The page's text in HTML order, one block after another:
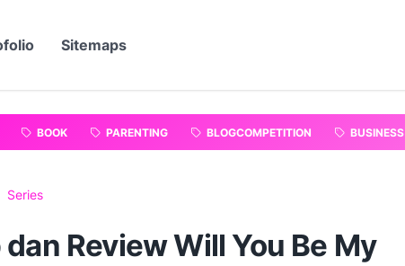
Sitemaps
BOOK PARENTING BLOGCOMPETITION BUSINESS
Series
dan Review Will You Be My